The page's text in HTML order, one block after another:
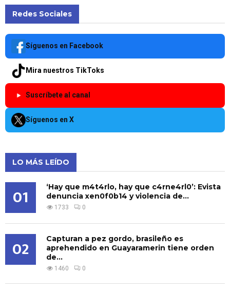
Redes Sociales
Síguenos en Facebook
Mira nuestros TikToks
Suscríbete al canal
Síguenos en X
LO MÁS LEÍDO
01
‘Hay que m4t4rlo, hay que c4rne4rl0’: Evista
denuncia xen0f0b14 y violencia de...
1733 0
02
Capturan a pez gordo, brasileño es
aprehendido en Guayaramerin tiene orden
de...
1460 0